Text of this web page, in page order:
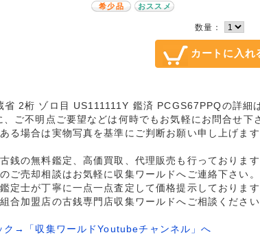
希少品 おススメ
数量：
2桁 ゾロ目 US111111Y 鑑済 PCGS67PPQの詳細は
ご不明点ご要望などは何時でもお気軽にお問合せ下
る場合は実物写真を基準にご判断お願い申し上げます
銭の無料鑑定、高価買取、代理販売も行っております
ご売却相談はお気軽に収集ワールドへご連絡下さい。
定士が丁寧に一点一点査定して価格提示しております
合加盟店の古銭専門店収集ワールドへご相談ください
ク→「収集ワールドYoutubeチャンネル」へ